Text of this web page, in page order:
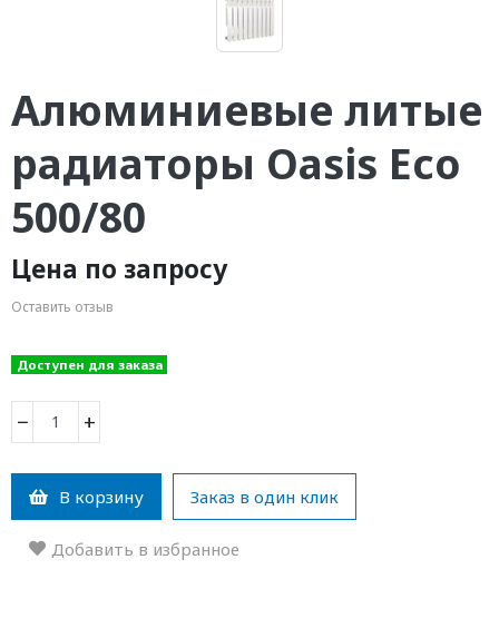
Алюминиевые литые
радиаторы Oasis Eco
500/80
Цена по запросу
Оставить отзыв
Доступен для заказа
− +
В корзину Заказ в один клик
Добавить в избранное